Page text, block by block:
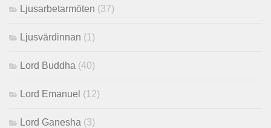
Ljusarbetarmöten (37)
Ljusvärdinnan (1)
Lord Buddha (40)
Lord Emanuel (12)
Lord Ganesha (3)